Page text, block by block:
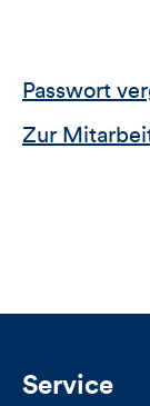
Passwort
Zur
Service